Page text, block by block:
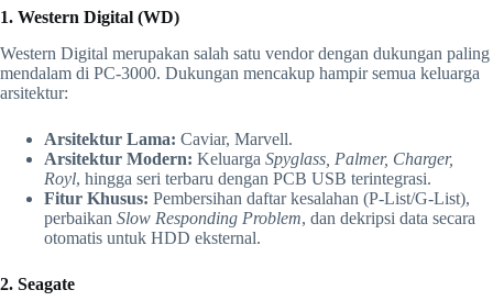
1. Western Digital (WD)
Western Digital merupakan salah satu vendor dengan dukungan paling
mendalam di PC-3000. Dukungan mencakup hampir semua keluarga
arsitektur:
Arsitektur Lama: Caviar, Marvell.
Arsitektur Modern: Keluarga Spyglass, Palmer, Charger,
Royl, hingga seri terbaru dengan PCB USB terintegrasi.
Fitur Khusus: Pembersihan daftar kesalahan (P-List/G-List),
perbaikan Slow Responding Problem, dan dekripsi data secara
otomatis untuk HDD eksternal.
2. Seagate